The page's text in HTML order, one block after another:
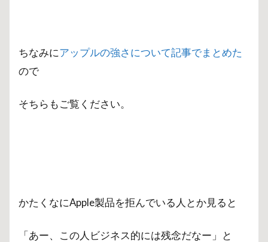
ちなみにアップルの強さについて記事でまとめた
ので
そちらもご覧ください。
かたくなにApple製品を拒んでいる人とか見ると
「あー、この人ビジネス的には残念だなー」と